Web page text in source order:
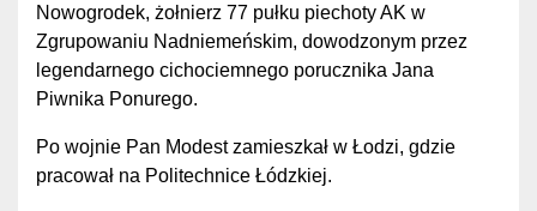
Nowogrodek, żołnierz 77 pułku piechoty AK w
Zgrupowaniu Nadniemeńskim, dowodzonym przez
legendarnego cichociemnego porucznika Jana
Piwnika Ponurego.
Po wojnie Pan Modest zamieszkał w Łodzi, gdzie
pracował na Politechnice Łódzkiej.